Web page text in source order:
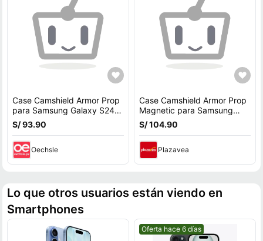
Case Camshield Armor Prop
para Samsung Galaxy S24
Ultra - Negro
S/ 93.90
Oechsle
Case Camshield Armor Prop
Magnetic para Samsung
Galaxy S25 Ultra - NEGRO
S/ 104.90
Plazavea
Lo que otros usuarios están viendo en
Smartphones
Mejor precio.
Oferta hace 6 días